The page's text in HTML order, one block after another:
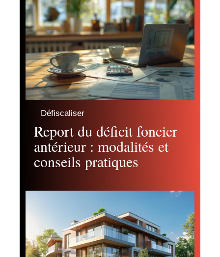
Défiscaliser
Report du déficit foncier
antérieur : modalités et
conseils pratiques